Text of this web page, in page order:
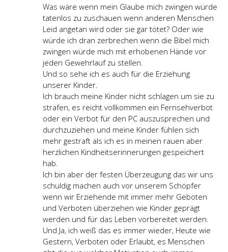
Was wäre wenn mein Glaube mich zwingen würde
tatenlos zu zuschauen wenn anderen Menschen
Leid angetan wird oder sie gar tötet? Oder wie
würde ich dran zerbrechen wenn die Bibel mich
zwingen würde mich mit erhobenen Hände vor
jeden Gewehrlauf zu stellen.
Und so sehe ich es auch für die Erziehung
unserer Kinder.
Ich brauch meine Kinder nicht schlagen um sie zu
strafen, es reicht vollkommen ein Fernsehverbot
oder ein Verbot für den PC auszusprechen und
durchzuziehen und meine Kinder fühlen sich
mehr gestraft als ich es in meinen rauen aber
herzlichen Kindheitserinnerungen gespeichert
hab.
Ich bin aber der festen Überzeugung das wir uns
schuldig machen auch vor unserem Schöpfer
wenn wir Erziehende mit immer mehr Geboten
und Verboten überziehen wie Kinder geprägt
werden und für das Leben vorbereitet werden.
Und Ja, ich weiß das es immer wieder, Heute wie
Gestern, Verboten oder Erlaubt, es Menschen